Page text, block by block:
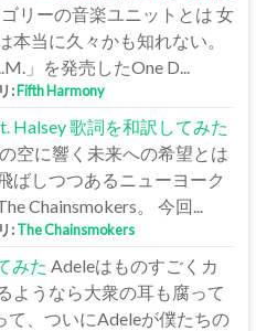
リーの音楽ユニットとは 女
当に久々かも知れない。
」を発売したOne D...
:Fifth Harmony
Halsey 歌詞を和訳してみた
空に響く未来への希望とは
ばしつつあるニューヨーク
Chainsmokers。 今回...
:The Chainsmokers
みた Adeleはものすごくカ
ようなら大衆の耳も腐って
て、ついにAdeleが僕たちの